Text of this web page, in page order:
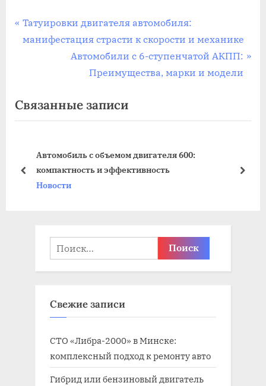
Навигация
П
р
д
у
я
Татуировки двигателя автомобиля:
манифестация страсти к скорости и механике
С
д
у
щ
а
я
п
и
с
:
Автомобили с 6-ступенчатой АКПП:
Преимущества, марки и модели
Связанные записи
Автомобиль с объемом двигателя 600:
компактность и эффективность
Новости
пред
Найти:
Свежие записи
СТО «Либра-2000» в Минске:
комплексный подход к ремонту авто
Гибрид или бензиновый двигатель